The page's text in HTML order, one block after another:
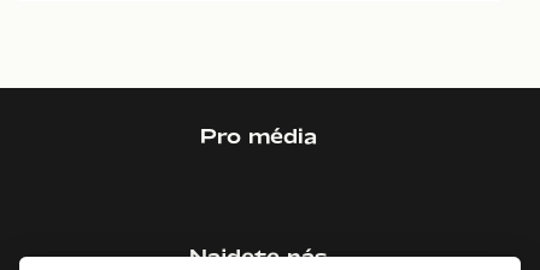
Pro média
Najdete nás